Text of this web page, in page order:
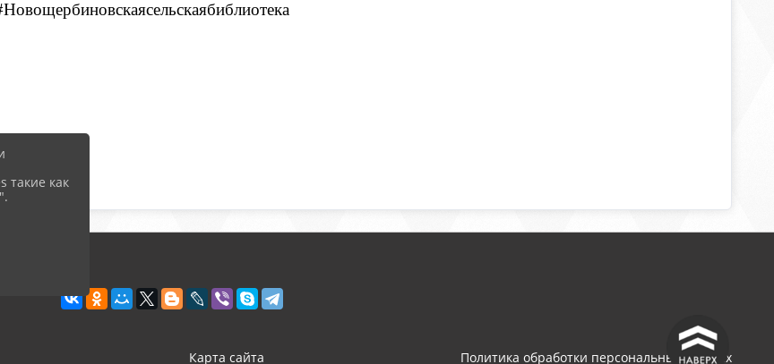
^
Карта сайта Политика обработки персональных данных
такие как